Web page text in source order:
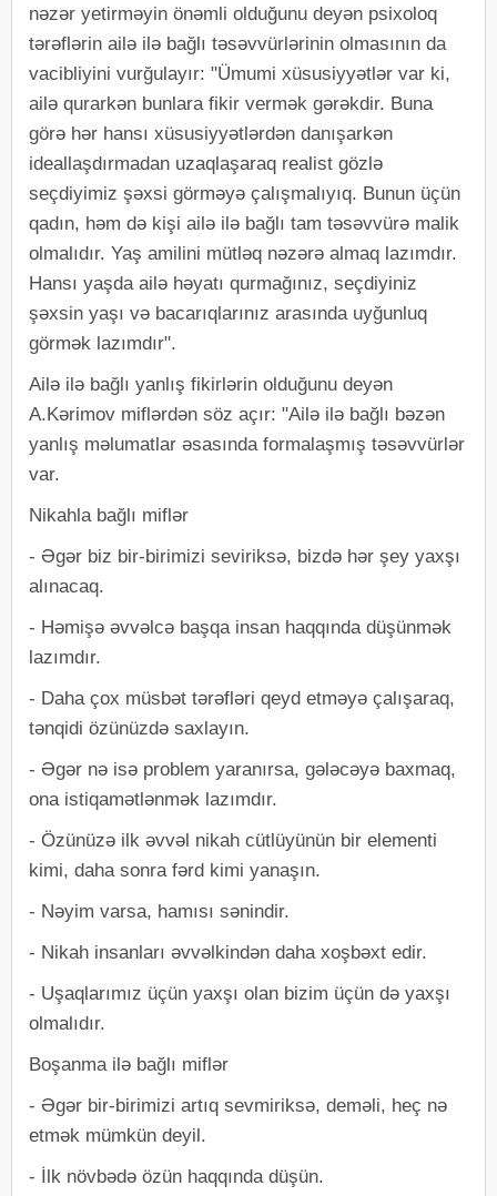
nəzər yetirməyin önəmli olduğunu deyən psixoloq
tərəflərin ailə ilə bağlı təsəvvürlərinin olmasının da
vacibliyini vurğulayır: "Ümumi xüsusiyyətlər var ki,
ailə qurarkən bunlara fikir vermək gərəkdir. Buna
görə hər hansı xüsusiyyətlərdən danışarkən
ideallaşdırmadan uzaqlaşaraq realist gözlə
seçdiyimiz şəxsi görməyə çalışmalıyıq. Bunun üçün
qadın, həm də kişi ailə ilə bağlı tam təsəvvürə malik
olmalıdır. Yaş amilini mütləq nəzərə almaq lazımdır.
Hansı yaşda ailə həyatı qurmağınız, seçdiyiniz
şəxsin yaşı və bacarıqlarınız arasında uyğunluq
görmək lazımdır".
Ailə ilə bağlı yanlış fikirlərin olduğunu deyən
A.Kərimov miflərdən söz açır: "Ailə ilə bağlı bəzən
yanlış məlumatlar əsasında formalaşmış təsəvvürlər
var.
Nikahla bağlı miflər
- Əgər biz bir-birimizi seviriksə, bizdə hər şey yaxşı
alınacaq.
-​ Həmişə əvvəlcə başqa insan haqqında düşünmək
lazımdır.
-​ Daha çox müsbət tərəfləri qeyd etməyə çalışaraq,
tənqidi özünüzdə saxlayın.
-​ Əgər nə isə problem yaranırsa, gələcəyə baxmaq,
ona istiqamətlənmək lazımdır.
-​ Özünüzə ilk əvvəl nikah cütlüyünün bir elementi
kimi, daha sonra fərd kimi yanaşın.
-​ Nəyim varsa, hamısı sənindir.
-​ Nikah insanları əvvəlkindən daha xoşbəxt edir.
-​ Uşaqlarımız üçün yaxşı olan bizim üçün də yaxşı
olmalıdır.
Boşanma ilə bağlı miflər
-​ Əgər bir-birimizi artıq sevmiriksə, deməli, heç nə
etmək mümkün deyil.
-​ İlk növbədə özün haqqında düşün.